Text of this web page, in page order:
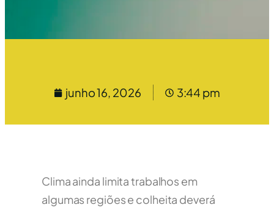
junho 16, 2026 3:44 pm
Clima ainda limita trabalhos em
algumas regiões e colheita deverá